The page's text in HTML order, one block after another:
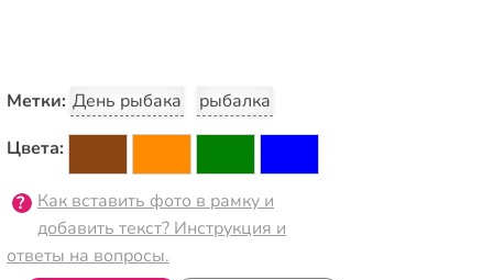
Метки: День рыбака
рыбалка
Цвета:
Как вставить фото в рамку и
добавить текст? Инструкция и
ответы на вопросы.